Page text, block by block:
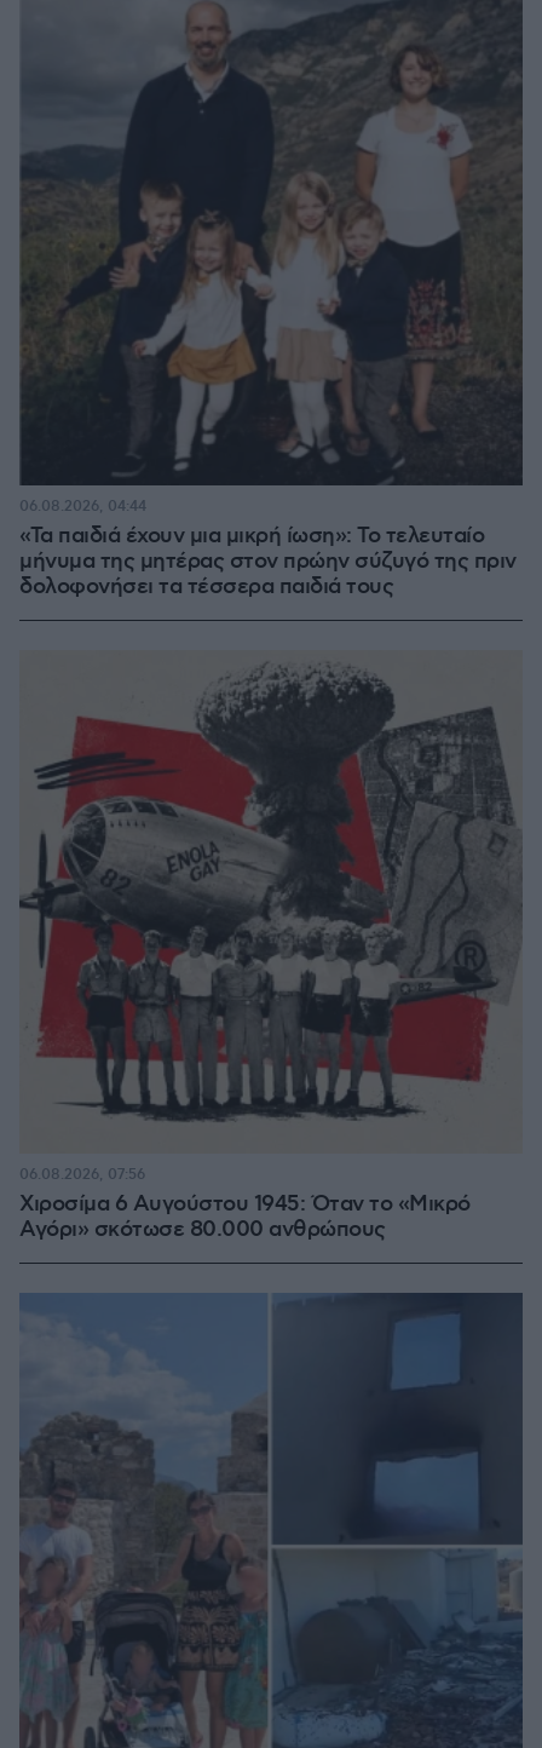
«Τα παιδιά έχουν μια μικρή ίωση»: Το τελευταίο
μήνυμα της μητέρας στον πρώην σύζυγό της πριν
δολοφονήσει τα τέσσερα παιδιά τους
06.08.2026, 04:44
Χιροσίμα 6 Αυγούστου 1945: Όταν το «Μικρό
Αγόρι» σκότωσε 80.000 ανθρώπους
06.08.2026, 07:56